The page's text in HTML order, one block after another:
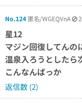
No.124 匿名/WGEQVnA
星12
マジン回復してんの
温泉入ろうとしたら
こんなんばっか
返信数 (2)